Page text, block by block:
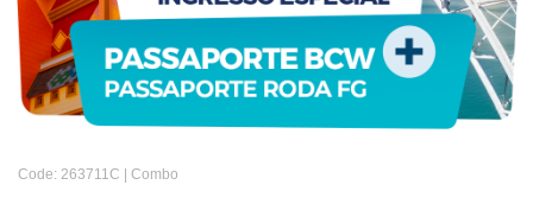
Code: 263711C | Combo